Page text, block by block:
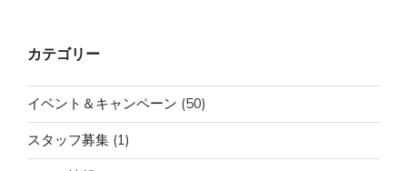
ー
ョ
ン
カテゴリー
イベント＆キャンペーン (50)
スタッフ募集 (1)